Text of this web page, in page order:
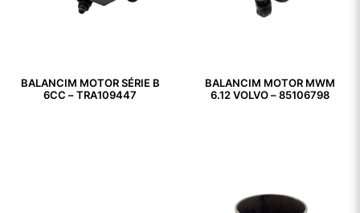
BALANCIM MOTOR SÉRIE B
6CC – TRA109447
BALANCIM MOTOR MWM
6.12 VOLVO – 85106798